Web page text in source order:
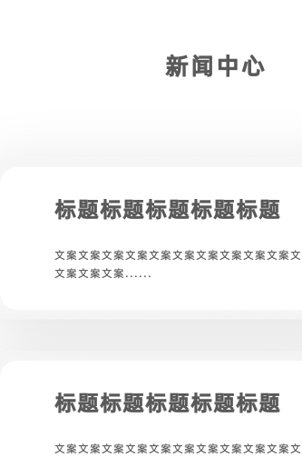
新闻中心
标题标题标题标题标题
文案文案文案文案文案文案文案文案文案文案
文案文案文案......
标题标题标题标题标题
文案文案文案文案文案文案文案文案文案文案